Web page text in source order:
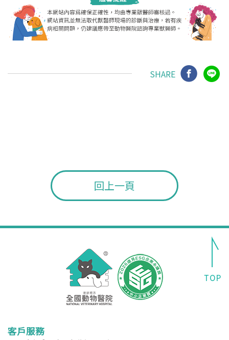
SHARE
回上一頁
客戶服務